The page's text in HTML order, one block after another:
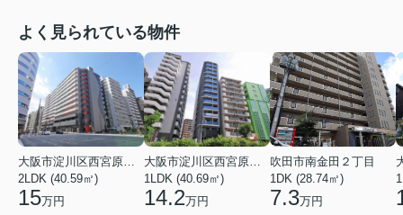
よく見られている物件
大阪市淀川区西宮原１丁目
2LDK (40.59㎡)
15万円
大阪市淀川区西宮原１丁目
1LDK (40.69㎡)
14.2万円
吹田市南金田２丁目
1DK (28.74㎡)
7.3万円